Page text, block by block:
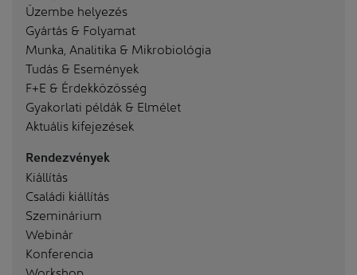
Üzembe helyezés
Gyártás & Folyamat
Munka, Analitika & Mikrobiológia
Tudás & Események
F+E & Érdekközösség
Gyakorlati példák & Elmélet
Aktuális kifejezések
Rendezvények
Kiállítás
Családi kiállítás
Szeminárium
Webinár
Konferencia
Workshop